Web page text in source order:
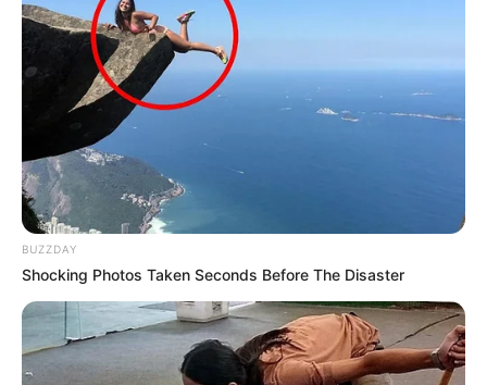
BUZZDAY
Shocking Photos Taken Seconds Before The Disaster